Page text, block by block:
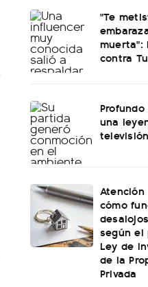
"Te
muerta":
contra
una
cómo
según el
Ley de
de la
Privada